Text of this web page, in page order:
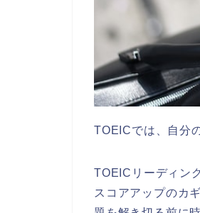
TOEICでは、自分
TOEICリーディン
スコアアップのカ